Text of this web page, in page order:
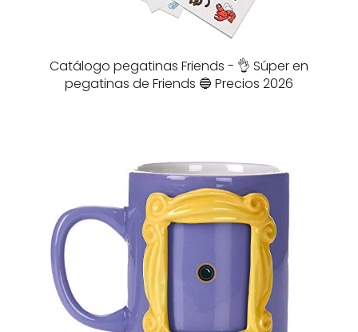
Catálogo pegatinas Friends - 👌 Súper en
pegatinas de Friends 🔵 Precios 2026